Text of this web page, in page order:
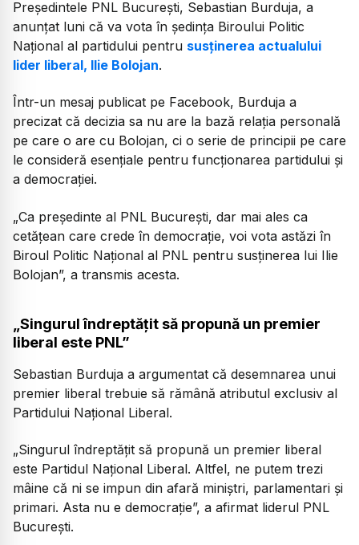
Președintele PNL București, Sebastian Burduja, a
anunțat luni că va vota în ședința Biroului Politic
Național al partidului pentru susținerea actualului
lider liberal, Ilie Bolojan.
Într-un mesaj publicat pe Facebook, Burduja a
precizat că decizia sa nu are la bază relația personală
pe care o are cu Bolojan, ci o serie de principii pe care
le consideră esențiale pentru funcționarea partidului și
a democrației.
„Ca președinte al PNL București, dar mai ales ca
cetățean care crede în democrație, voi vota astăzi în
Biroul Politic Național al PNL pentru susținerea lui Ilie
Bolojan”, a transmis acesta.
„Singurul îndreptățit să propună un premier
liberal este PNL”
Sebastian Burduja a argumentat că desemnarea unui
premier liberal trebuie să rămână atributul exclusiv al
Partidului Național Liberal.
„Singurul îndreptățit să propună un premier liberal
este Partidul Național Liberal. Altfel, ne putem trezi
mâine că ni se impun din afară miniștri, parlamentari și
primari. Asta nu e democrație”, a afirmat liderul PNL
București.